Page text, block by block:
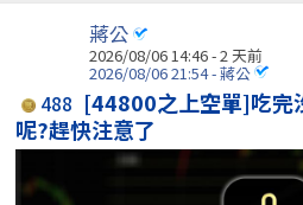
蔣公
2026/08/06 14:46 - 2 天前
2026/08/06 21:54 - 蔣公
488 [44800之上空單]吃完
呢?趕快注意了